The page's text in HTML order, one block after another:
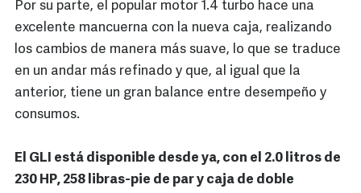
Por su parte, el popular motor 1.4 turbo hace una
excelente mancuerna con la nueva caja, realizando
los cambios de manera más suave, lo que se traduce
en un andar más refinado y que, al igual que la
anterior, tiene un gran balance entre desempeño y
consumos.
El GLI está disponible desde ya, con el 2.0 litros de
230 HP, 258 libras-pie de par y caja de doble